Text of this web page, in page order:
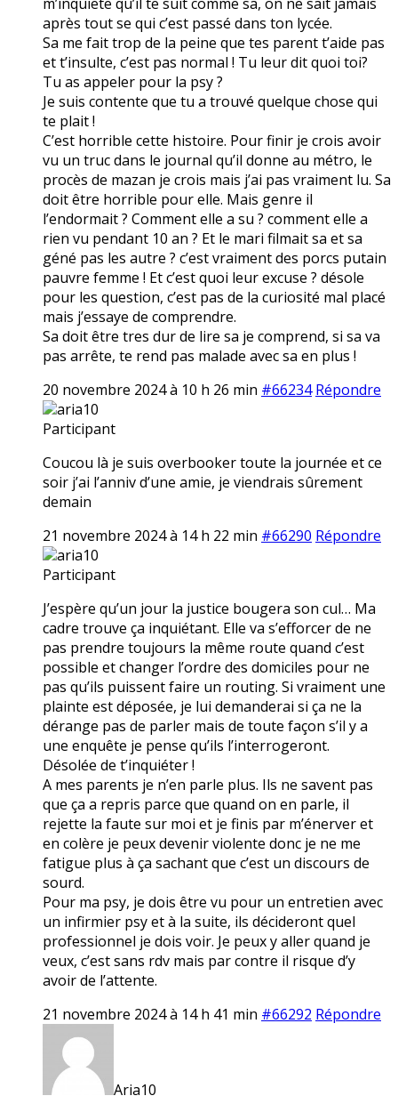
après tout se qui c’est passé dans ton lycée.
Sa me fait trop de la peine que tes parent t’aide pas
et t’insulte, c’est pas normal ! Tu leur dit quoi toi?
Tu as appeler pour la psy ?
Je suis contente que tu a trouvé quelque chose qui
te plait !
C’est horrible cette histoire. Pour finir je crois avoir
vu un truc dans le journal qu’il donne au métro, le
procès de mazan je crois mais j’ai pas vraiment lu. Sa
doit être horrible pour elle. Mais genre il
l’endormait ? Comment elle a su ? comment elle a
rien vu pendant 10 an ? Et le mari filmait sa et sa
géné pas les autre ? c’est vraiment des porcs putain
pauvre femme ! Et c’est quoi leur excuse ? désole
pour les question, c’est pas de la curiosité mal placé
mais j’essaye de comprendre.
Sa doit être tres dur de lire sa je comprend, si sa va
pas arrête, te rend pas malade avec sa en plus !
20 novembre 2024 à 10 h 26 min #66234 Répondre
aria10
Participant
Coucou là je suis overbooker toute la journée et ce
soir j’ai l’anniv d’une amie, je viendrais sûrement
demain
21 novembre 2024 à 14 h 22 min #66290 Répondre
aria10
Participant
J’espère qu’un jour la justice bougera son cul… Ma
cadre trouve ça inquiétant. Elle va s’efforcer de ne
pas prendre toujours la même route quand c’est
possible et changer l’ordre des domiciles pour ne
pas qu’ils puissent faire un routing. Si vraiment une
plainte est déposée, je lui demanderai si ça ne la
dérange pas de parler mais de toute façon s’il y a
une enquête je pense qu’ils l’interrogeront.
Désolée de t’inquiéter !
A mes parents je n’en parle plus. Ils ne savent pas
que ça a repris parce que quand on en parle, il
rejette la faute sur moi et je finis par m’énerver et
en colère je peux devenir violente donc je ne me
fatigue plus à ça sachant que c’est un discours de
sourd.
Pour ma psy, je dois être vu pour un entretien avec
un infirmier psy et à la suite, ils décideront quel
professionnel je dois voir. Je peux y aller quand je
veux, c’est sans rdv mais par contre il risque d’y
avoir de l’attente.
21 novembre 2024 à 14 h 41 min #66292 Répondre
Aria10